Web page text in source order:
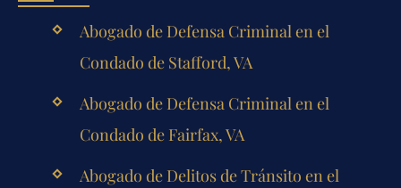
Abogado de Defensa Criminal en el
Condado de Stafford, VA
Abogado de Defensa Criminal en el
Condado de Fairfax, VA
Abogado de Delitos de Tránsito en el